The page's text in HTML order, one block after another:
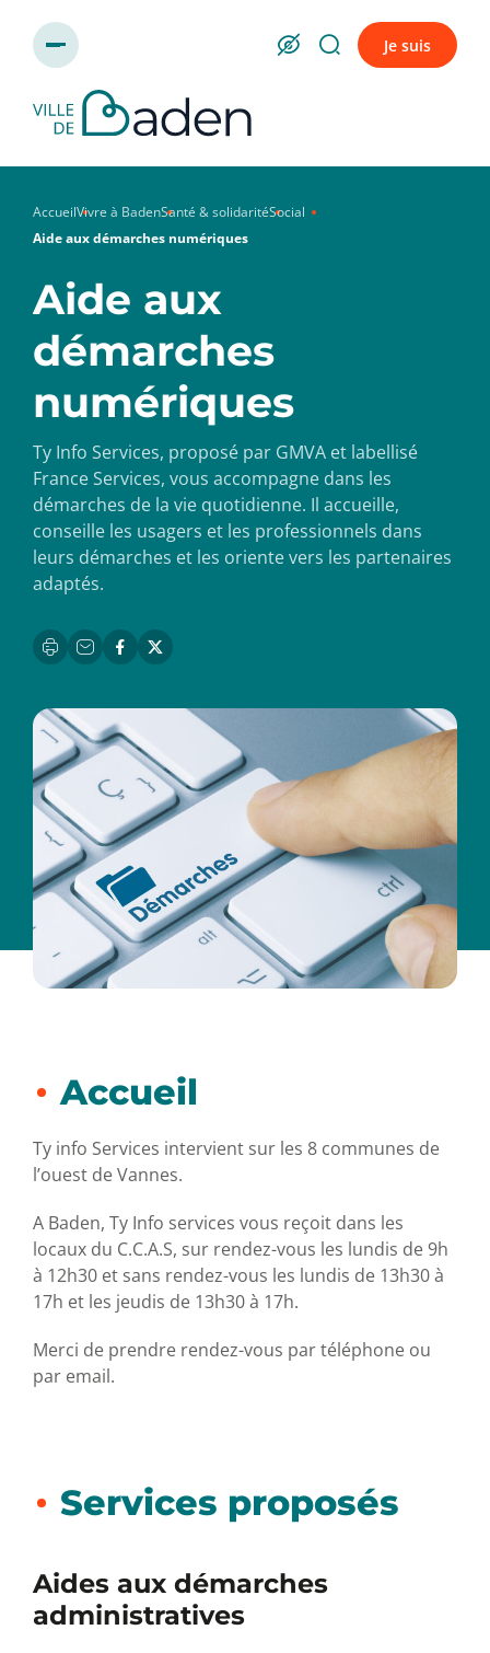
Je suis
AccueilVivre à BadenSanté & solidaritéSocial
Aide aux démarches numériques
Aide aux
démarches
numériques
Ty Info Services, proposé par GMVA et labellisé
France Services, vous accompagne dans les
démarches de la vie quotidienne. Il accueille,
conseille les usagers et les professionnels dans
leurs démarches et les oriente vers les partenaires
adaptés.
Accueil
Ty info Services intervient sur les 8 communes de
l’ouest de Vannes.
A Baden, Ty Info services vous reçoit dans les
locaux du C.C.A.S, sur rendez-vous les lundis de 9h
à 12h30 et sans rendez-vous les lundis de 13h30 à
17h et les jeudis de 13h30 à 17h.
Merci de prendre rendez-vous par téléphone ou
par email.
Services proposés
Aides aux démarches
administratives